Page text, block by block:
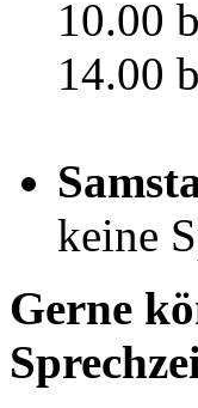
10.00
14.00
keine
Gerne